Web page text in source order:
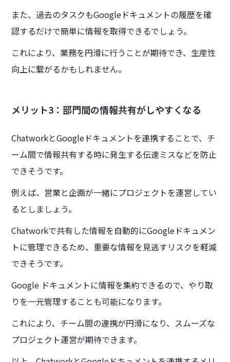
また、過去のタスクもGoogleドキュメントの履歴を確
認するだけで簡単に情報を取得できるでしょう。
これにより、業務を円滑に行うことが期待でき、生産性
向上に繋がるかもしれません。
メリット3：部門間の情報共有がしやすくなる
ChatworkとGoogleドキュメントを連携することで、チ
ーム間で情報共有する時に発生する伝達ミスなどを防止
できそうです。
例えば、営業と企画が一緒にプロジェクトを運営してい
るとしましょう。
Chatworkで共有した情報を自動的にGoogleドキュメン
トに管理できるため、重要な情報を見逃すリスクを軽減
できそうです。
Google ドキュメントに情報を集約できるので、やり取
りを一元管理することも可能になります。
これにより、チーム間の連携が円滑になり、スムーズな
プロジェクト運営が期待できます。